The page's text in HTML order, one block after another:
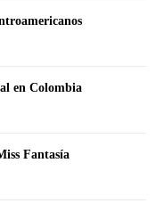
en Colombia
Fantasía